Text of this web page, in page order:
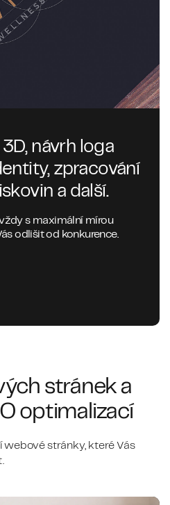
návrh loga
zpracování
a další.
s maximální mírou
odlišit od konkurence.
stránek a
optimalizací
stránky, které Vás